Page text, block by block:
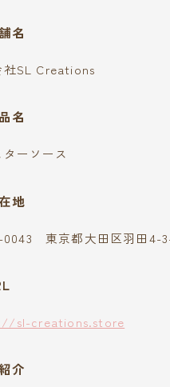
名
社SL Creations
名
ーソース
地
0043 東京都大田区羽田4-
sl-creations.store
介